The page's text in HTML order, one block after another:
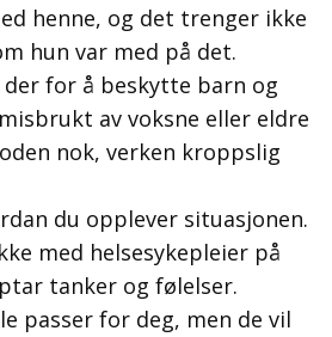
henne, og det trenger ikke
hun var med på det.
der for å beskytte barn og
av voksne eller eldre
nok, verken kroppslig
du opplever situasjonen.
med helsesykepleier på
tanker og følelser.
passer for deg, men de vil